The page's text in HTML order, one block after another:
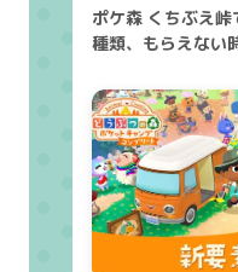
ポケ森 くちぶえ
種類、もらえない